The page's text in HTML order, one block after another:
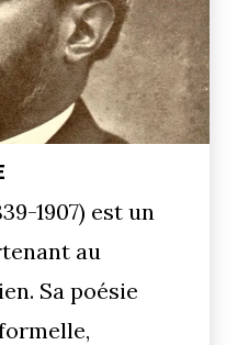
1907) est un
au
Sa poésie